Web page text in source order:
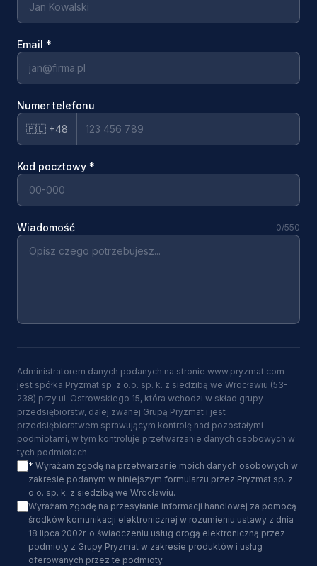
Email *
Numer telefonu
🇵🇱 +48
Kod pocztowy *
Wiadomość 0/550
Administratorem danych podanych na stronie www.pryzmat.com
jest spółka Pryzmat sp. z o.o. sp. k. z siedzibą we Wrocławiu (53-
238) przy ul. Ostrowskiego 15, która wchodzi w skład grupy
przedsiębiorstw, dalej zwanej Grupą Pryzmat i jest
przedsiębiorstwem sprawującym kontrolę nad pozostałymi
podmiotami, w tym kontroluje przetwarzanie danych osobowych w
tych podmiotach.
* Wyrażam zgodę na przetwarzanie moich danych osobowych w
zakresie podanym w niniejszym formularzu przez Pryzmat sp. z
o.o. sp. k. z siedzibą we Wrocławiu.
Wyrażam zgodę na przesyłanie informacji handlowej za pomocą
środków komunikacji elektronicznej w rozumieniu ustawy z dnia
18 lipca 2002r. o świadczeniu usług drogą elektroniczną przez
podmioty z Grupy Pryzmat w zakresie produktów i usług
oferowanych przez te podmioty.